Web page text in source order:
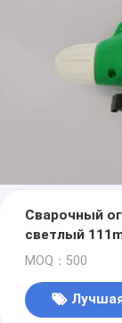
Сварочный
светлый
MOQ：500